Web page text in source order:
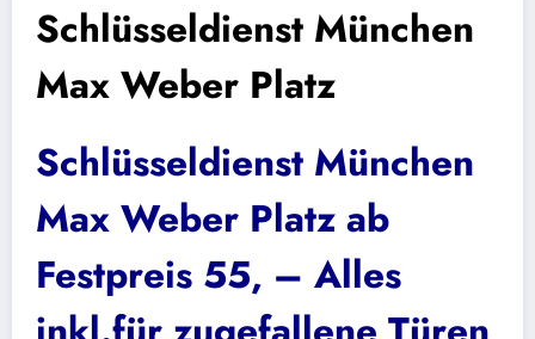
Schlüsseldienst München
Max Weber Platz
Schlüsseldienst München
Max Weber Platzab
Festpreis 55, – Alles